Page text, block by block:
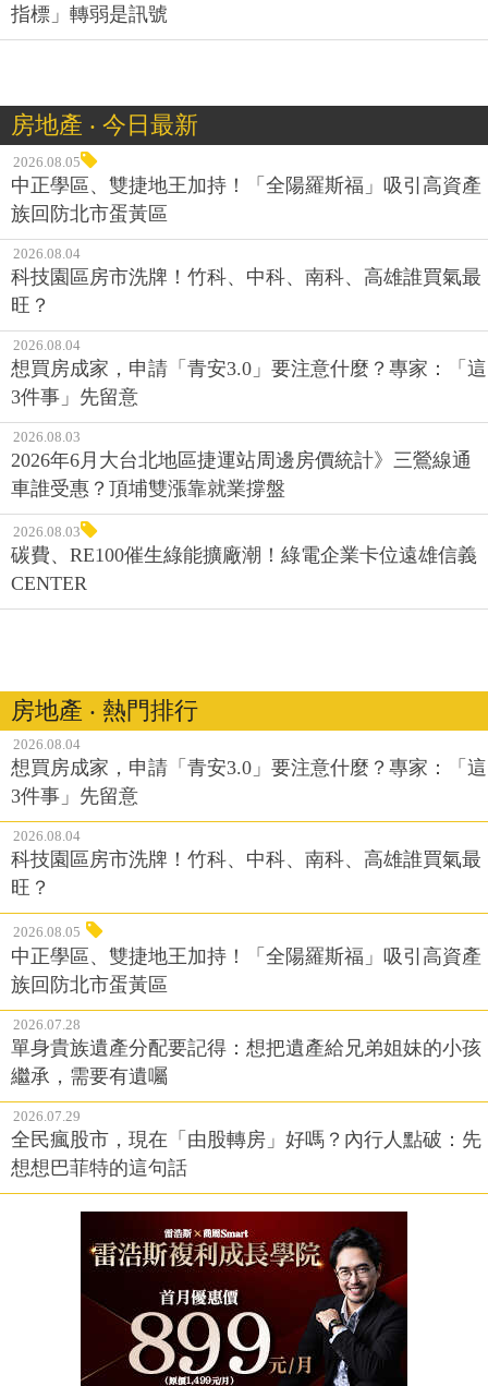
指標」轉弱是訊號
房地產 ‧ 今日最新
2026.08.05
中正學區、雙捷地王加持！「全陽羅斯福」吸引高資產
族回防北市蛋黃區
2026.08.04
科技園區房市洗牌！竹科、中科、南科、高雄誰買氣最
旺？
2026.08.04
想買房成家，申請「青安3.0」要注意什麼？專家：「這
3件事」先留意
2026.08.03
2026年6月大台北地區捷運站周邊房價統計》三鶯線通
車誰受惠？頂埔雙漲靠就業撐盤
2026.08.03
碳費、RE100催生綠能擴廠潮！綠電企業卡位遠雄信義
CENTER
房地產 ‧ 熱門排行
2026.08.04
想買房成家，申請「青安3.0」要注意什麼？專家：「這
3件事」先留意
2026.08.04
科技園區房市洗牌！竹科、中科、南科、高雄誰買氣最
旺？
2026.08.05
中正學區、雙捷地王加持！「全陽羅斯福」吸引高資產
族回防北市蛋黃區
2026.07.28
單身貴族遺產分配要記得：想把遺產給兄弟姐妹的小孩
繼承，需要有遺囑
2026.07.29
全民瘋股市，現在「由股轉房」好嗎？內行人點破：先
想想巴菲特的這句話